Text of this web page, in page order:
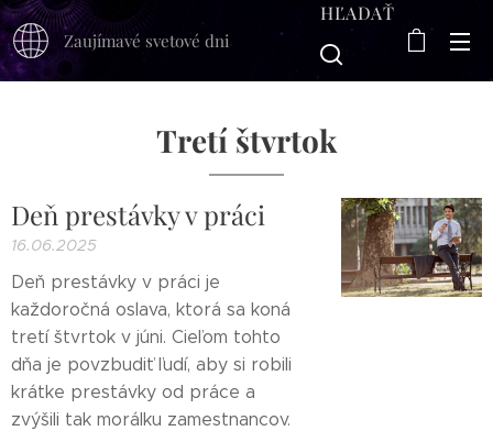
Zaujímavé svetové dni
HĽADAŤ
Tretí štvrtok
Deň prestávky v práci
16.06.2025
Deň prestávky v práci je
každoročná oslava, ktorá sa koná
tretí štvrtok v júni. Cieľom tohto
dňa je povzbudiť ľudí, aby si robili
krátke prestávky od práce a
zvýšili tak morálku zamestnancov.